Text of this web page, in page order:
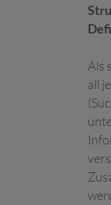
Als
all